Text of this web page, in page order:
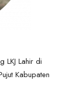
LKJ Lahir di
Kabupaten